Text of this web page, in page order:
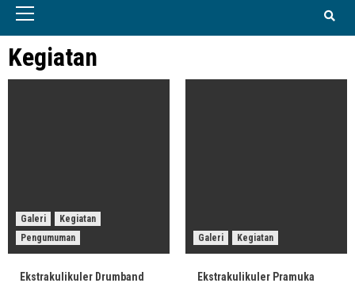
Primary
Kegiatan
Galeri
Kegiatan
Pengumuman
Ekstrakulikuler Drumband
Galeri Kegiatan
Ekstrakulikuler Pramuka